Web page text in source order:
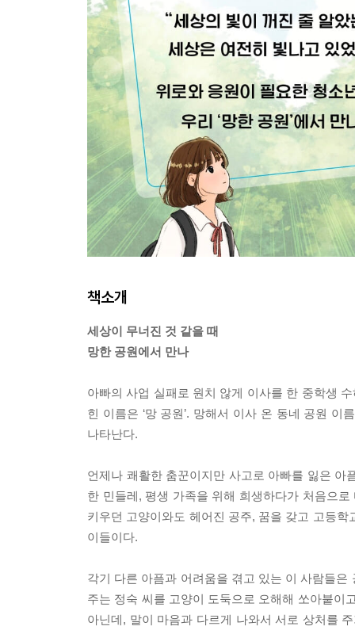
책소개
세상이 무너진 것 같을 때
망한 공원에서 만나
아빠의 사업 실패로 원치 않게 이사를 한 중학생
힌 이름은 ‘망 공원’. 망해서 이사 온 동네 공원
나타난다.
언제나 쾌활한 춤꾼이지만 사고로 아빠를 잃은
한 민들레, 평생 가족을 위해 희생하다가 처음으
키우던 고양이와도 헤어진 공주, 꿈을 갖고 고등
이들이다.
각기 다른 아픔과 어려움을 겪고 있는 이 사람들
주는 정숙 씨를 고양이 도둑으로 오해해 쏘아붙이
아닌데, 말이 마음과 다르게 나와서 서로 상처를